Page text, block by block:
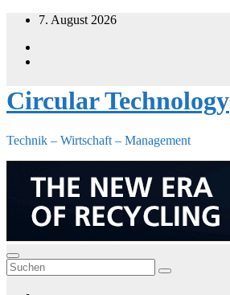
Zum
springen
7. August 2026
Circular Technology
Technik – Wirtschaft – Management